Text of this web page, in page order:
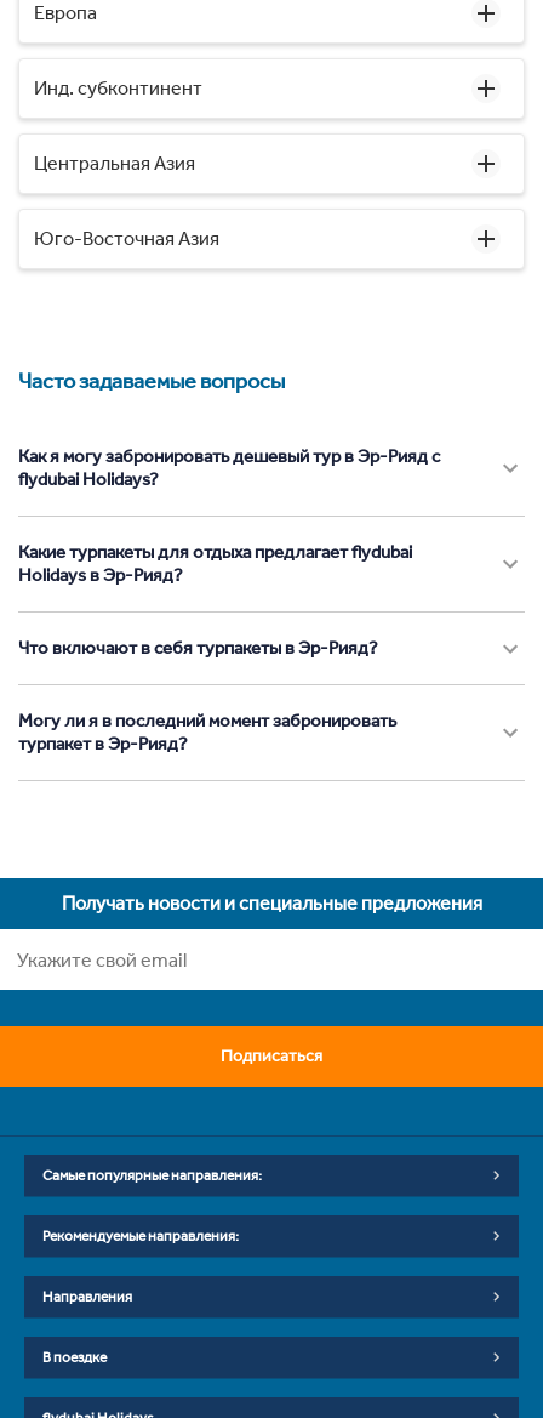
Европа
Инд. субконтинент
Центральная Азия
Юго-Восточная Азия
Часто задаваемые вопросы
Как я могу забронировать дешевый тур в Эр-Рияд с
flydubai Holidays?
Какие турпакеты для отдыха предлагает flydubai
Holidays в Эр-Рияд?
Что включают в себя турпакеты в Эр-Рияд?
Могу ли я в последний момент забронировать
турпакет в Эр-Рияд?
Получать новости и специальные предложения
Подписаться
Самые популярные направления:
Рекомендуемые направления:
Направления
В поездке